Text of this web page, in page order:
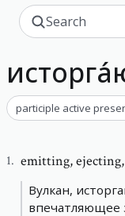
participle active
1. emitting,
Вулкан,
впечатляющее